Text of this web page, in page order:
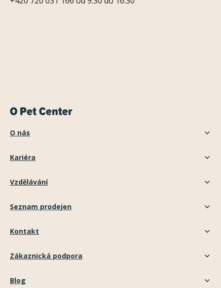
O Pet Center
O nás
Kariéra
Vzdělávání
Seznam prodejen
Kontakt
Zákaznická podpora
Blog